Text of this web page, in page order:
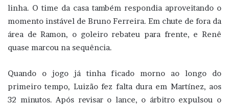
linha. O time da casa também respondia aproveitando o
momento instável de Bruno Ferreira. Em chute de fora da
área de Ramon, o goleiro rebateu para frente, e Renê
quase marcou na sequência.
Quando o jogo já tinha ficado morno ao longo do
primeiro tempo, Luizão fez falta dura em Martínez, aos
32 minutos. Após revisar o lance, o árbitro expulsou o